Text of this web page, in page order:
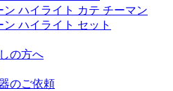
ン ハイライト カテ チーマン
ン ハイライト セット
の方へ
のご依頼